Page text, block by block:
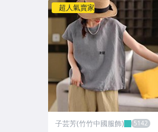
超人氣賣家
子芸芳(竹竹中國服飾)